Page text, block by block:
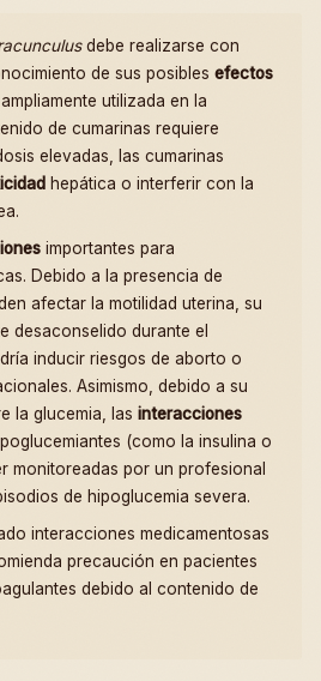
debe realizarse con
de sus posibles efectos
utilizada en la
de cumarinas requiere
elevadas, las cumarinas
hepática o interferir con la
importantes para
Debido a la presencia de
afectar la motilidad uterina, su
desaconselido durante el
inducir riesgos de aborto o
Asimismo, debido a su
la glucemia, las interacciones
(como la insulina o
monitoreadas por un profesional
de hipoglucemia severa.
interacciones medicamentosas
precaución en pacientes
debido al contenido de